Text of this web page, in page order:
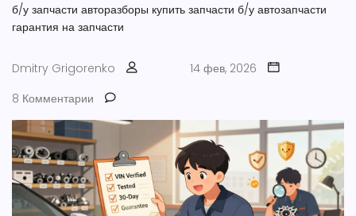
б/у запчасти авторазборы купить запчасти б/у автозапчасти
гарантия на запчасти
Dmitry Grigorenko
14 фев, 2026
8 Комментарии